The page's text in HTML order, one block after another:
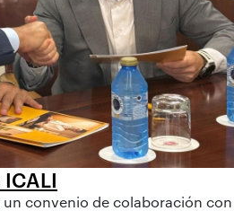
ICALI
convenio de colaboración con